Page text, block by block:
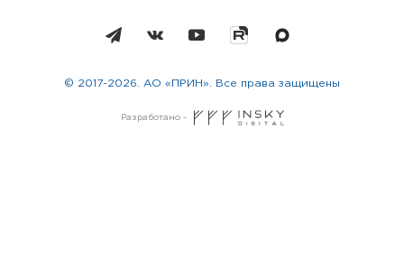
Разработано -
© 2017-2026. АО «ПРИН». Все права защищены